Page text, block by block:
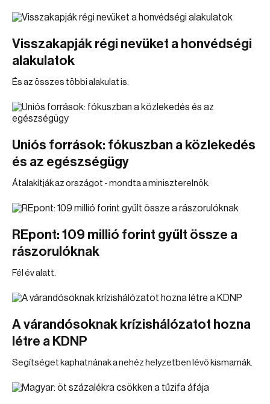
Visszakapják régi nevüket a honvédségi
alakulatok
És az összes többi alakulat is.
Uniós források: fókuszban a közlekedés
és az egészségügy
Átalakítják az országot - mondta a miniszterelnök.
REpont: 109 millió forint gyűlt össze a
rászorulóknak
Fél év alatt.
A várandósoknak krízishálózatot hozna
létre a KDNP
Segítséget kaphatnának a nehéz helyzetben lévő kismamák.